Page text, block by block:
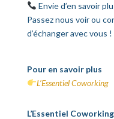
Envie d’en savoir
Passez nous voir ou
d’échanger avec vous !
Pour en savoir plus
L’Essentiel Coworking
L’Essentiel